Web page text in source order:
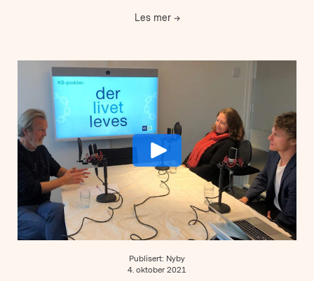
Les mer →
Publisert: Nyby
4. oktober 2021